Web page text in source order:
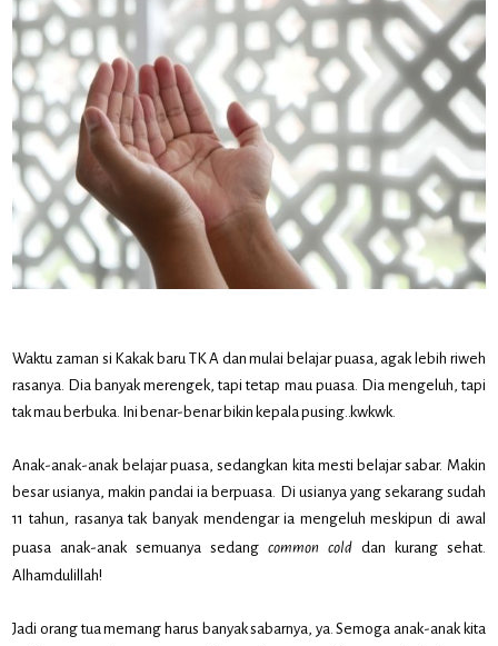
Waktu zaman si Kakak baru TK A dan mulai belajar puasa, agak lebih riweh
rasanya. Dia banyak merengek, tapi tetap mau puasa. Dia mengeluh, tapi
tak mau berbuka. Ini benar-benar bikin kepala pusing..kwkwk.
Anak-anak-anak belajar puasa, sedangkan kita mesti belajar sabar. Makin
besar usianya, makin pandai ia berpuasa. Di usianya yang sekarang sudah
11 tahun, rasanya tak banyak mendengar ia mengeluh meskipun di awal
puasa anak-anak semuanya sedang common colddan kurang sehat.
Alhamdulillah!
Jadi orang tua memang harus banyak sabarnya, ya. Semoga anak-anak kita